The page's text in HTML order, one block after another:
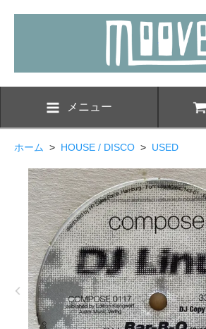
メニュー
ホーム > HOUSE / DISCO > USED